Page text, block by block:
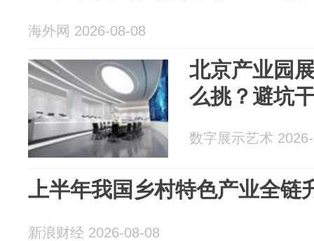
海外网 2026-08-08
北京产业园
么挑？避坑
数字展示艺术
上半年我国乡村特色产业全链
新浪财经 2026-08-08